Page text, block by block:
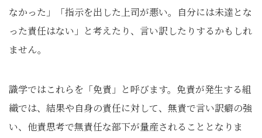
なかった」「指示を出した上司が悪い。自分には未達とな
った責任はない」と考えたり、言い訳したりするかもしれ
ません。
識学ではこれらを「免責」と呼びます。免責が発生する組
織では、結果や自身の責任に対して、無責で言い訳癖の強
い、他責思考で無責任な部下が量産されることとなりま